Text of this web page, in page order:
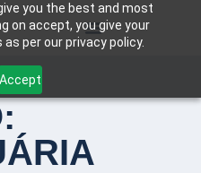
you the best and most
on accept, you give your
per our privacy policy.
Accept